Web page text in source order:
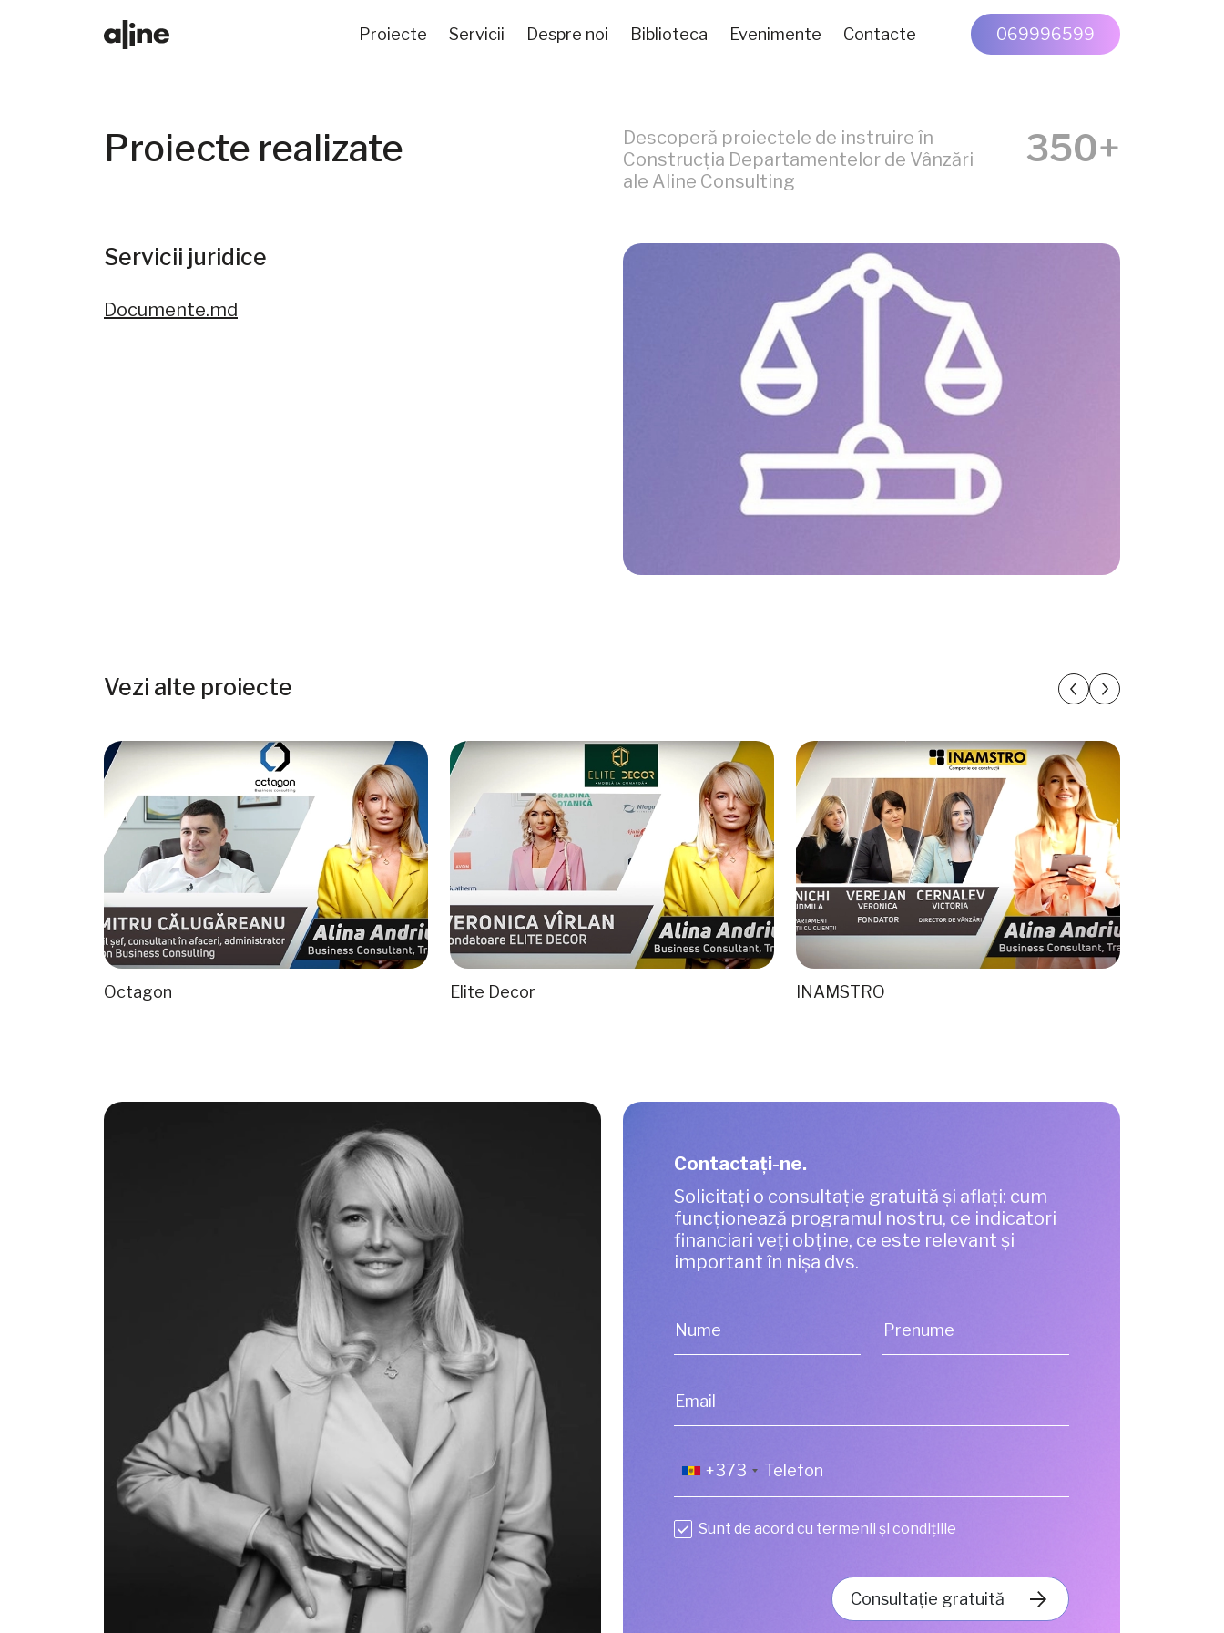
Proiecte Servicii Despre noi Biblioteca Evenimente Contacte 069996599
Proiecte realizate
Descoperă proiectele de instruire în
Construcția Departamentelor de Vânzări
ale Aline Consulting
350+
Servicii juridice
Documente.md
Vezi alte proiecte
Octagon Elite Decor INAMSTRO
Contactaţi-ne.
Solicitați o consultație gratuită și aflați: cum
funcționează programul nostru, ce indicatori
financiari veți obține, ce este relevant și
important în nișa dvs.
Nume Prenume
Email
+373
Sunt de acord cu termenii și condițiile
Consultație gratuită